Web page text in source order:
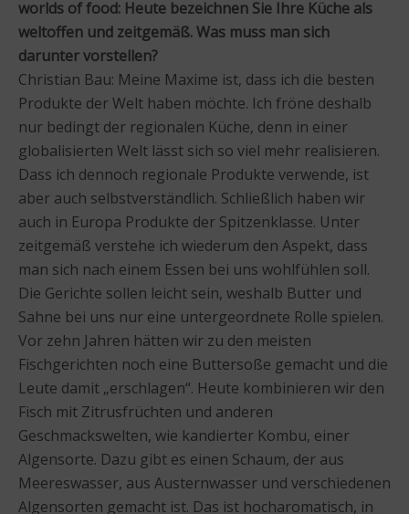
worlds of food: Heute bezeichnen Sie Ihre Küche als
weltoffen und zeitgemäß. Was muss man sich
darunter vorstellen?
Christian Bau: Meine Maxime ist, dass ich die besten
Produkte der Welt haben möchte. Ich fröne deshalb
nur bedingt der regionalen Küche, denn in einer
globalisierten Welt lässt sich so viel mehr realisieren.
Dass ich dennoch regionale Produkte verwende, ist
aber auch selbstverständlich. Schließlich haben wir
auch in Europa Produkte der Spitzenklasse. Unter
zeitgemäß verstehe ich wiederum den Aspekt, dass
man sich nach einem Essen bei uns wohlfühlen soll.
Die Gerichte sollen leicht sein, weshalb Butter und
Sahne bei uns nur eine untergeordnete Rolle spielen.
Vor zehn Jahren hätten wir zu den meisten
Fischgerichten noch eine Buttersoße gemacht und die
Leute damit „erschlagen“. Heute kombinieren wir den
Fisch mit Zitrusfrüchten und anderen
Geschmackswelten, wie kandierter Kombu, einer
Algensorte. Dazu gibt es einen Schaum, der aus
Meereswasser, aus Austernwasser und verschiedenen
Algensorten gemacht ist. Das ist hocharomatisch, in